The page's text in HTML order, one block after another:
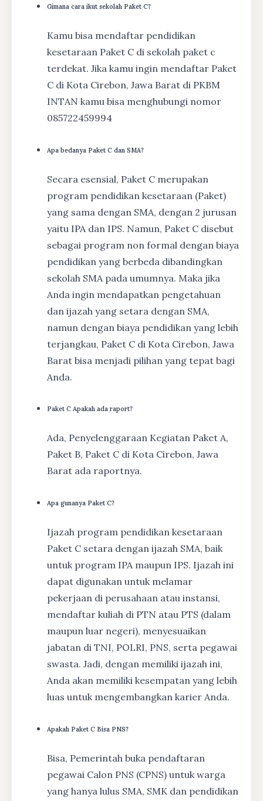
Gimana cara ikut sekolah Paket C?
Kamu bisa mendaftar pendidikan
kesetaraan Paket C di sekolah paket c
terdekat. Jika kamu ingin mendaftar Paket
C di Kota Cirebon, Jawa Barat di PKBM
INTAN kamu bisa menghubungi nomor
085722459994
Apa bedanya Paket C dan SMA?
Secara esensial, Paket C merupakan
program pendidikan kesetaraan (Paket)
yang sama dengan SMA, dengan 2 jurusan
yaitu IPA dan IPS. Namun, Paket C disebut
sebagai program non formal dengan biaya
pendidikan yang berbeda dibandingkan
sekolah SMA pada umumnya. Maka jika
Anda ingin mendapatkan pengetahuan
dan ijazah yang setara dengan SMA,
namun dengan biaya pendidikan yang lebih
terjangkau, Paket C di Kota Cirebon, Jawa
Barat bisa menjadi pilihan yang tepat bagi
Anda.
Paket C Apakah ada raport?
Ada, Penyelenggaraan Kegiatan Paket A,
Paket B, Paket C di Kota Cirebon, Jawa
Barat ada raportnya.
Apa gunanya Paket C?
Ijazah program pendidikan kesetaraan
Paket C setara dengan ijazah SMA, baik
untuk program IPA maupun IPS. Ijazah ini
dapat digunakan untuk melamar
pekerjaan di perusahaan atau instansi,
mendaftar kuliah di PTN atau PTS (dalam
maupun luar negeri), menyesuaikan
jabatan di TNI, POLRI, PNS, serta pegawai
swasta. Jadi, dengan memiliki ijazah ini,
Anda akan memiliki kesempatan yang lebih
luas untuk mengembangkan karier Anda.
Apakah Paket C Bisa PNS?
Bisa, Pemerintah buka pendaftaran
pegawai Calon PNS (CPNS) untuk warga
yang hanya lulus SMA, SMK dan pendidikan